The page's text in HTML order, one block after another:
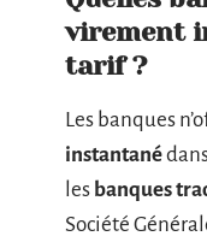
virement
tarif ?
Les banques
instantané
les banques
Société